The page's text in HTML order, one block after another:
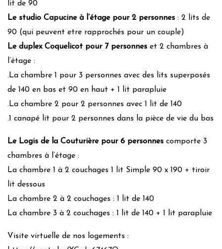
lit de 90
Le studio Capucine à l’étage pour 2 personnes : 2 lits de
90 (qui peuvent etre rapprochés pour un couple)
Le duplex Coquelicot pour 7 personnes et 2 chambres à
l’étage :
.La chambre 1 pour 3 personnes avec des lits superposés
de 140 en bas et 90 en haut + 1 lit parapluie
.La chambre 2 pour 2 personnes avec 1 lit de 140
.1 canapé lit pour 2 personnes dans la pièce de vie du bas
Le Logis de la Couturière pour 6 personnes comporte 3
chambres à l’étage :
La chambre 1 à 2 couchages 1 lit Simple 90 x 190 + tiroir
lit dessous
La chambre 2 à 2 couchages : 1 lit de 140
La chambre 3 à 2 couchages : 1 lit de 140 + 1 lit parapluie
Visite virtuelle de nos logements :